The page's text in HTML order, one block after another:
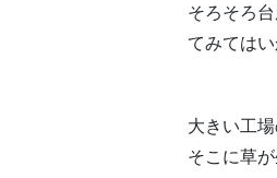
そろそろ
てみては
大きい工
そこに草